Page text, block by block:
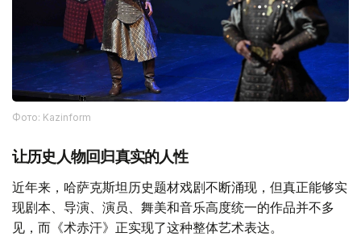
Фото: Kazinform
让历史人物回归真实的人性
近年来，哈萨克斯坦历史题材戏剧不断涌现，但真正能够实
现剧本、导演、演员、舞美和音乐高度统一的作品并不多
见，而《术赤汗》正实现了这种整体艺术表达。